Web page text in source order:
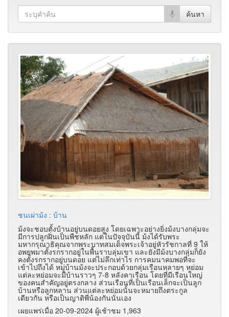
ชนเผ่าม้ง : บ้าน
ม้งจะชอบตั้งบ้านอยู่บนดอยสูง โดยเฉพาะอย่างยิ่งม้งบางกลุ่มจะ
มีการปลูกฝิ่นเป็นพืชหลัก แต่ในปัจจุบันนี้ ม้งได้รับพระ
มหากรุณาธิคุณจากพระบาทสมเด็จพระเจ้าอยู่หัวรัชกาลที่ 9 ให้
อพยพมาตั้งรกรากอยู่ในพื้นราบลุ่มเขา และยังมีม้งบางกลุ่มก็ยัง
คงตั้งรกรากอยู่บนดอย แต่ไม่ลึกเท่าไร การคมนาคมพอที่จะ
เข้าไปถึงได้ หมู่บ้านม้งจะประกอบด้วยกลุ่มเรือนหลายๆ หย่อม
แต่ละหย่อมจะมีบ้านราวๆ 7-8 หลังคาเรือน โดยที่มีเรือนใหญ่
ของคนสำคัญอยู่ตรงกลาง ส่วนเรือนที่เป็นเรือนเล็กจะเป็นลูก
บ้านหรือลูกหลาน ส่วนแต่ละหย่อมนั้นจะหมายถึงตระกูล
เดียวกัน หรือเป็นญาติพี่น้องกันนั่นเอง
เผยแพร่เมื่อ 20-09-2024 ผู้เช้าชม 1,963